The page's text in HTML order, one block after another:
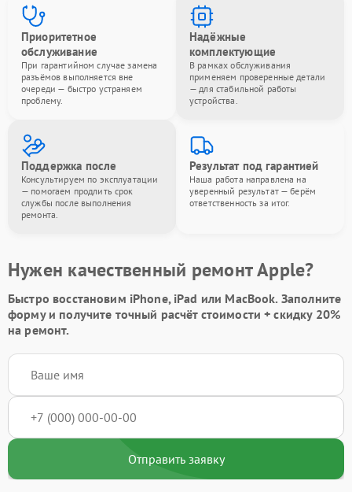
Приоритетное
обслуживание
При гарантийном случае замена
разъёмов выполняется вне
очереди — быстро устраняем
проблему.
Надёжные
комплектующие
В рамках обслуживания
применяем проверенные детали
— для стабильной работы
устройства.
Поддержка после
Консультируем по эксплуатации
— помогаем продлить срок
службы после выполнения
ремонта.
Результат под гарантией
Наша работа направлена на
уверенный результат — берём
ответственность за итог.
Нужен качественный ремонт Apple?
Быстро восстановим iPhone, iPad или MacBook. Заполните
формуи получите точный расчёт стоимости +скидку 20%
на ремонт.
Отправить заявку